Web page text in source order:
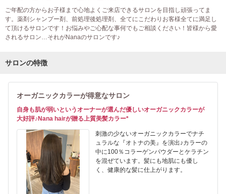
ご年配の方からお子様まで心地よくご来店できるサロンを目指し頑張ってま
す。薬剤シャンプー剤、前処理後処理剤、全てにこだわりお客様全てに満足し
て頂けるサロンです！お悩みやご心配な事何でもご相談ください！皆様から愛
されるサロン…それがNanaのサロンです♪
サロンの特徴
オーガニックカラーが得意なサロン
自身も肌が弱いというオーナーが選んだ優しいオーガニックカラーが
大好評♪Nana hairが贈る上質美髪カラー*
刺激の少ないオーガニックカラーでナチ
ュラルな『オトナの美』を演出♪カラーの
中に100％コラーゲンパウダーとケラチン
を混ぜています。髪にも地肌にも優し
く、健康的な髪に仕上がります。